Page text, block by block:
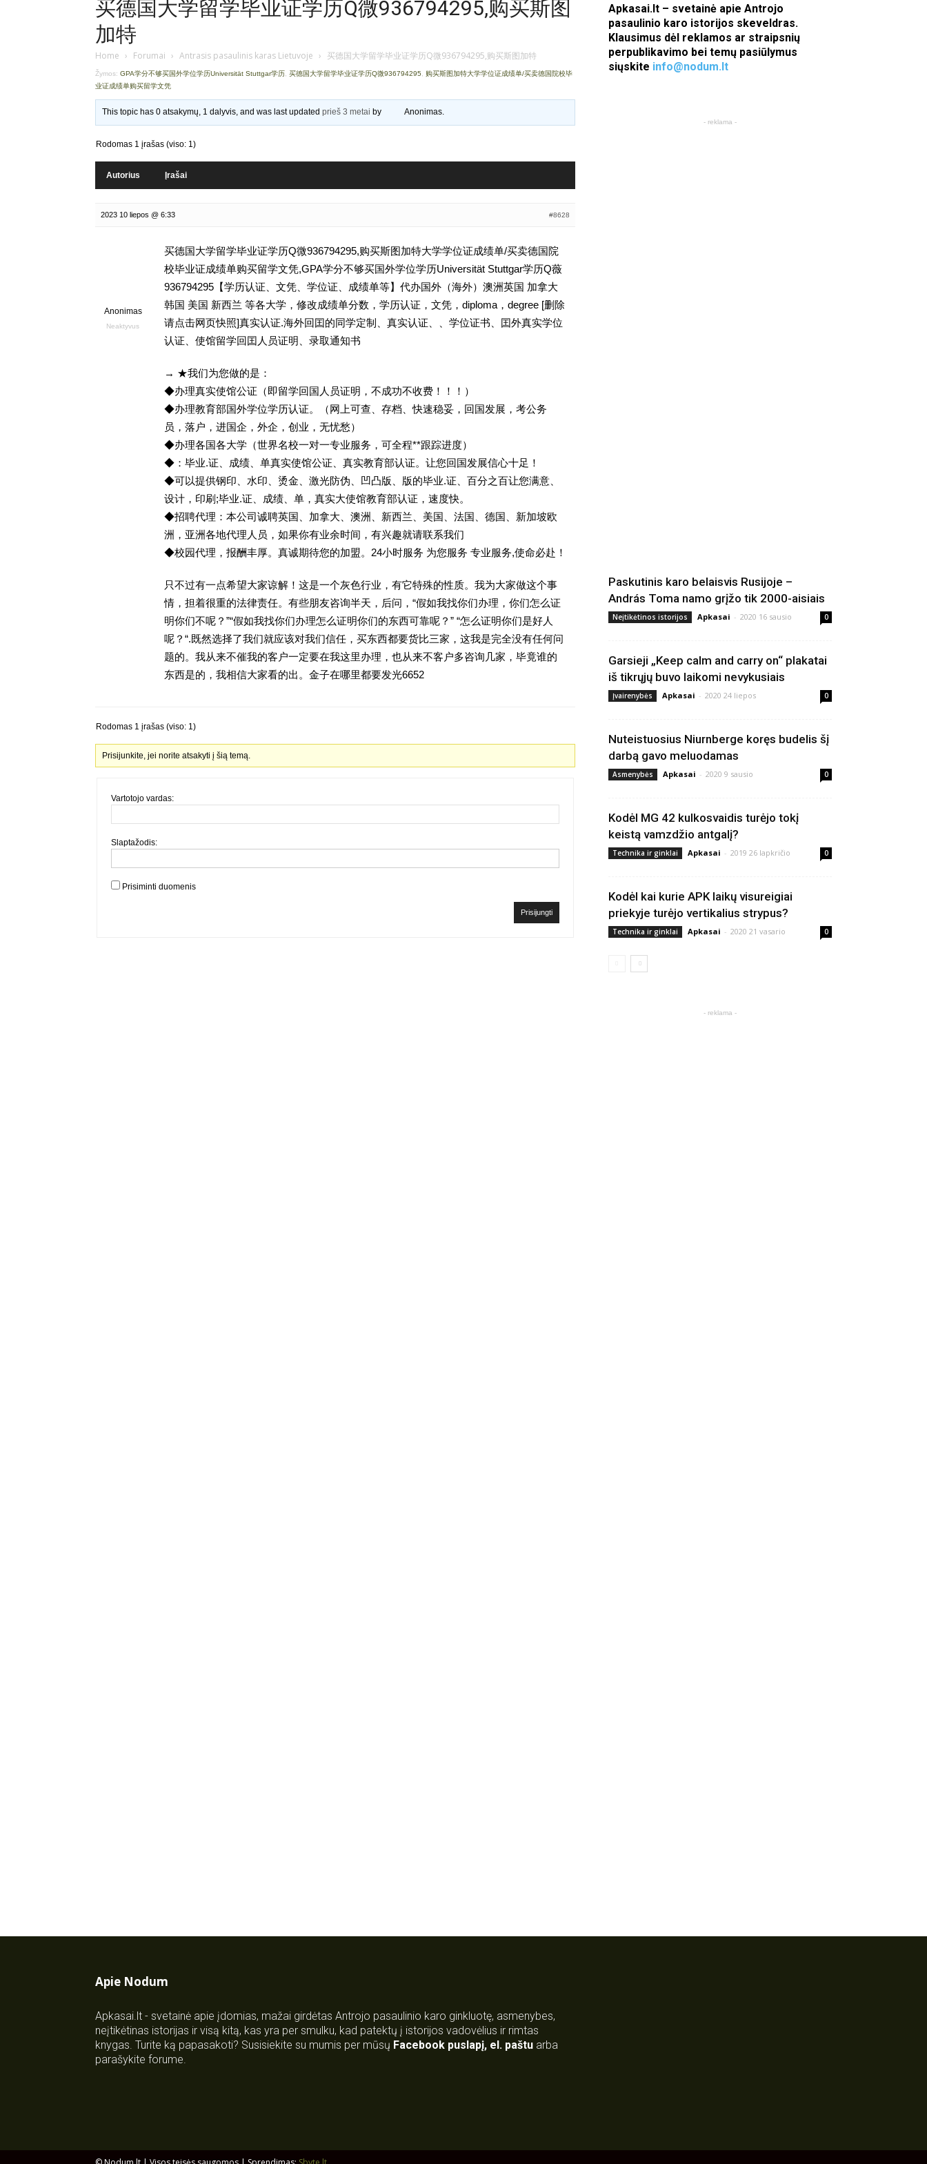
买德国大学留学毕业证学历Q微936794295,购买斯图
加特
Home › Forumai › Antrasis pasaulinis karas Lietuvoje › 买德国大学留学毕业证学历Q微936794295,购买斯图加特
Žymos: GPA学分不够买国外学位学历Universität Stuttgar学历 买德国大学留学毕业证学历Q微936794295
购买斯图加特大学学位证成绩单/买卖德国院校毕
业证成绩单购买留学文凭
This topic has 0 atsakymų, 1 dalyvis, and was last updatedprieš 3 metai by Anonimas.
Rodomas 1 įrašas (viso: 1)
Autorius Įrašai
2023 10 liepos @ 6:33 #8628
Anonimas
Neaktyvus
买德国大学留学毕业证学历Q微936794295,购买斯图加特大学学位证成绩单/买卖德国院
校毕业证成绩单购买留学文凭,GPA学分不够买国外学位学历Universität Stuttgar学历Q薇
936794295【学历认证、文凭、学位证、成绩单等】代办国外（海外）澳洲英国 加拿大
韩国 美国 新西兰 等各大学，修改成绩单分数，学历认证，文凭，diploma，degree [删除
请点击网页快照]真实认证.海外回囯的同学定制、真实认证、、学位证书、囯外真实学位
认证、使馆留学回囯人员证明、录取通知书
→ ★我们为您做的是：
◆办理真实使馆公证（即留学回国人员证明，不成功不收费！！！）
◆办理教育部国外学位学历认证。（网上可查、存档、快速稳妥，回国发展，考公务
员，落户，进国企，外企，创业，无忧愁）
◆办理各国各大学（世界名校一对一专业服务，可全程**跟踪进度）
◆：毕业.证、成绩、单真实使馆公证、真实教育部认证。让您回国发展信心十足！
◆可以提供钢印、水印、烫金、激光防伪、凹凸版、版的毕业.证、百分之百让您满意、
设计，印刷;毕业.证、成绩、单，真实大使馆教育部认证，速度快。
◆招聘代理：本公司诚聘英国、加拿大、澳洲、新西兰、美国、法国、德国、新加坡欧
洲，亚洲各地代理人员，如果你有业余时间，有兴趣就请联系我们
◆校园代理，报酬丰厚。真诚期待您的加盟。24小时服务 为您服务 专业服务,使命必赴！
只不过有一点希望大家谅解！这是一个灰色行业，有它特殊的性质。我为大家做这个事
情，担着很重的法律责任。有些朋友咨询半天，后问，“假如我找你们办理，你们怎么证
明你们不呢？”“假如我找你们办理怎么证明你们的东西可靠呢？” “怎么证明你们是好人
呢？“.既然选择了我们就应该对我们信任，买东西都要货比三家，这我是完全没有任何问
题的。我从来不催我的客户一定要在我这里办理，也从来不客户多咨询几家，毕竟谁的
东西是的，我相信大家看的出。金子在哪里都要发光6652
Rodomas 1 įrašas (viso: 1)
Prisijunkite, jei norite atsakyti į šią temą.
Vartotojo vardas:
Slaptažodis:
Prisiminti duomenis
Prisijungti
Apkasai.lt – svetainė apie Antrojo
pasaulinio karo istorijos skeveldras.
Klausimus dėl reklamos ar straipsnių
perpublikavimo bei temų pasiūlymus
siųskite info@nodum.lt
- reklama -
Paskutinis karo belaisvis Rusijoje –
András Toma namo grįžo tik 2000-aisiais
Neįtikėtinos istorijos Apkasai - 2020 16 sausio 0
Garsieji „Keep calm and carry on“ plakatai
iš tikrųjų buvo laikomi nevykusiais
Įvairenybės Apkasai - 2020 24 liepos 0
Nuteistuosius Niurnberge koręs budelis šį
darbą gavo meluodamas
Asmenybės Apkasai - 2020 9 sausio 0
Kodėl MG 42 kulkosvaidis turėjo tokį
keistą vamzdžio antgalį?
Technika ir ginklai Apkasai - 2019 26 lapkričio 0
Kodėl kai kurie APK laikų visureigiai
priekyje turėjo vertikalius strypus?
Technika ir ginklai Apkasai - 2020 21 vasario 0
- reklama -
Apie Nodum
Apkasai.lt - svetainė apie įdomias, mažai girdėtas Antrojo pasaulinio karo ginkluotę, asmenybes,
neįtikėtinas istorijas ir visą kitą, kas yra per smulku, kad patektų į istorijos vadovėlius ir rimtas
knygas. Turite ką papasakoti? Susisiekite su mumis per mūsų Facebook puslapį, el. paštu arba
parašykite forume.